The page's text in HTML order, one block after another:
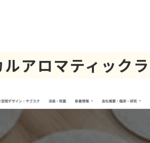
アロマティック